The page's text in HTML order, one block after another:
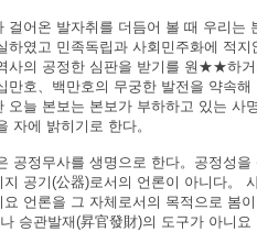
걸어온 발자취를 더듬어 볼 때 우리는
하였고 민족독립과 사회민주화에 적
사의 공정한 심판을 받기를 원★★하
만호、백만호의 무궁한 발전을 약속
오늘 본보는 본보가 부하하고 있는 사
자에 밝히기로 한다。
공정무사를 생명으로 한다。공정성
공기(公器)로서의 언론이 아니다。
요 언론을 그 자체로서의 목적으로 봄
승관발재(昇官發財)의 도구가 아니